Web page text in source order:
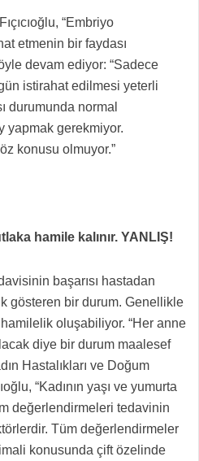
“Embriyo
etmenin bir faydası
devam ediyor: “Sadece
istirahat edilmesi yeterli
durumunda normal
yapmak gerekmiyor.
konusu olmuyor.”
hamile kalınır. YANLIŞ!
başarısı hastadan
gösteren bir durum. Genellikle
oluşabiliyor. “Her anne
diye bir durum maalesef
Hastalıkları ve Doğum
“Kadının yaşı ve yumurta
değerlendirmeleri tedavinin
Tüm değerlendirmeler
konusunda çift özelinde